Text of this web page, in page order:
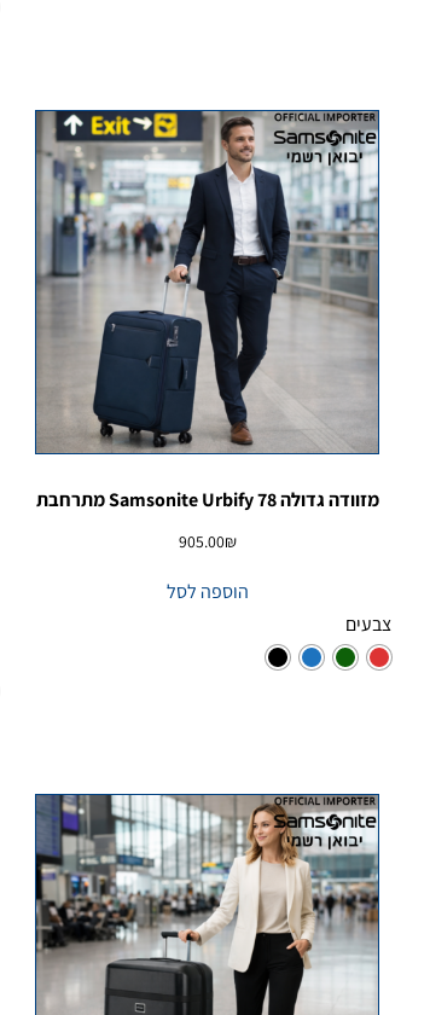
מזוודה גדולה Samsonite Urbify 78 מתרחבת
905.00₪
הוספה לסל
צבעים